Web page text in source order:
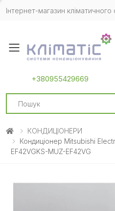
Інтернет-магазин
Toggle mobile
+380955429669
Search
КОНДИЦІОНЕРИ
Кондиціонер Mitsubishi
EF42VGKS-MUZ-EF42VG